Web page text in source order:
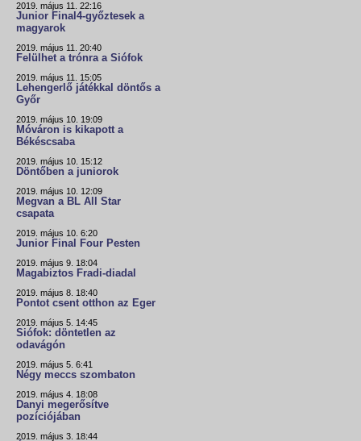
2019. május 11. 22:16
Junior Final4-győztesek a
magyarok
2019. május 11. 20:40
Felülhet a trónra a Siófok
2019. május 11. 15:05
Lehengerlő játékkal döntős a
Győr
2019. május 10. 19:09
Móváron is kikapott a
Békéscsaba
2019. május 10. 15:12
Döntőben a juniorok
2019. május 10. 12:09
Megvan a BL All Star
csapata
2019. május 10. 6:20
Junior Final Four Pesten
2019. május 9. 18:04
Magabiztos Fradi-diadal
2019. május 8. 18:40
Pontot csent otthon az Eger
2019. május 5. 14:45
Siófok: döntetlen az
odavágón
2019. május 5. 6:41
Négy meccs szombaton
2019. május 4. 18:08
Danyi megerősítve
pozíciójában
2019. május 3. 18:44